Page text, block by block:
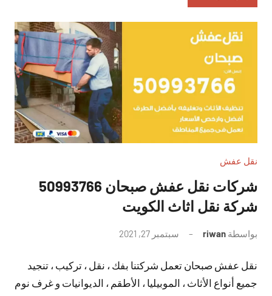
نقل عفش
شركات نقل عفش صبحان 50993766
شركة نقل اثاث الكويت
بواسطة riwan سبتمبر 27, 2021
تعليقات
نقل عفش صبحان تعمل شركتنا بفك ، نقل ، تركيب ، تنجيد
جميع أنواع الأثاث ، الموبيليا ، الأطقم ، الديوانيات و غرف نوم